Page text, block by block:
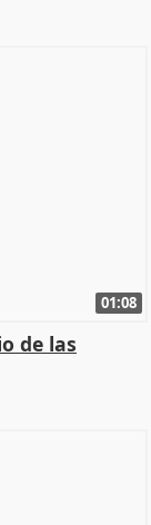
01:08
de las